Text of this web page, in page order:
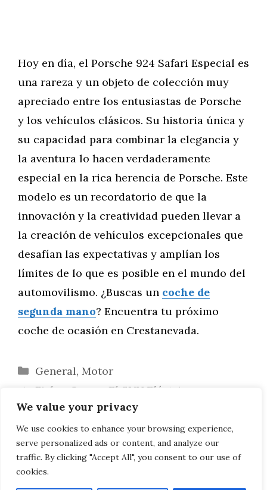
We value your privacy
We use cookies to enhance your browsing experience,
serve personalized ads or content, and analyze our
traffic. By clicking "Accept All", you consent to our use of
cookies.
Hoy en día, el Porsche 924 Safari Especial es
una rareza y un objeto de colección muy
apreciado entre los entusiastas de Porsche
y los vehículos clásicos. Su historia única y
su capacidad para combinar la elegancia y
la aventura lo hacen verdaderamente
especial en la rica herencia de Porsche. Este
modelo es un recordatorio de que la
innovación y la creatividad pueden llevar a
la creación de vehículos excepcionales que
desafían las expectativas y amplían los
límites de lo que es posible en el mundo del
automovilismo. ¿Buscas un coche de
segunda mano? Encuentra tu próximo
coche de ocasión en Crestanevada.
Categorías
General, Motor
Fisker Ocean: El SUV Eléctrico con
Mayor Autonomía y Sostenibilidad
Los Alemanes Levantan el Dedo Corazón:
¿Quieren Más Coches de Combustible?